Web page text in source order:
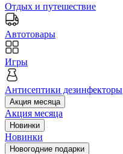
Отдых и путешествие
Автотовары
Игры
Антисептики дезинфекторы
Акция месяца
Акция месяца
Новинки
Новинки
Новогодние подарки